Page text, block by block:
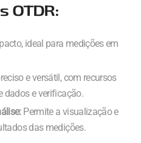
OTDR:
ideal para medições em
e versátil, com recursos
dados e verificação.
Permite a visualização e
das medições.